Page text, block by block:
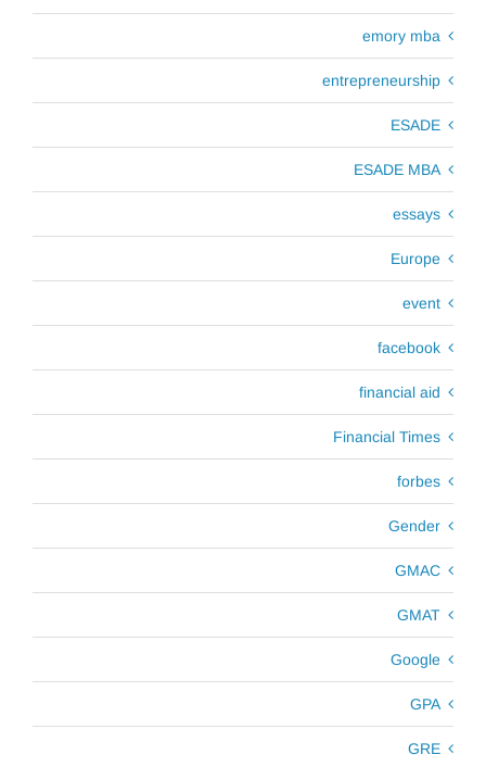
emory mba
entrepreneurship
ESADE
ESADE MBA
essays
Europe
event
facebook
financial aid
Financial Times
forbes
Gender
GMAC
GMAT
Google
GPA
GRE